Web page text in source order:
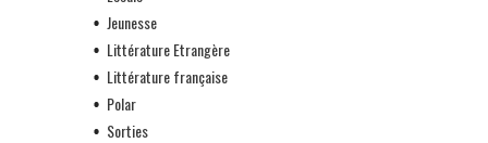
Jeunesse
Littérature Etrangère
Littérature française
Polar
Sorties